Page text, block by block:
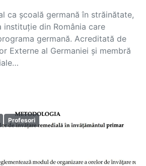
ca școală germană în străinătate,
instituție din România care
germană. Acreditată de
Externe al Germaniei și membră
Profesori